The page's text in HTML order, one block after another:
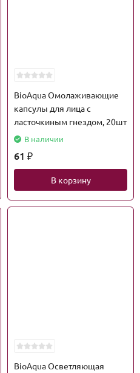
BioAqua Омолаживающие
капсулы для лица с
ласточкиным гнездом, 20шт
В наличии
61 ₽
В корзину
BioAqua Осветляющая